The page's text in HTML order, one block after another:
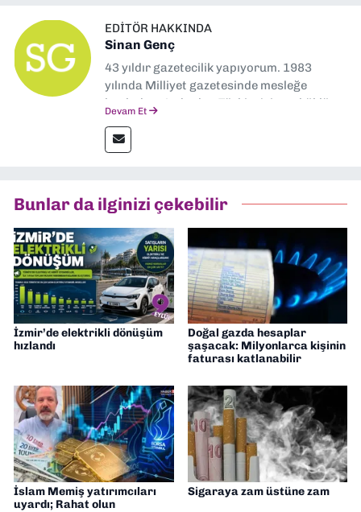
EDITÖR HAKKINDA
Sinan Genç
43 yıldır gazetecilik yapıyorum. 1983
yılında Milliyet gazetesinde mesleğe
başladım. Ardından Türkiye’nin en köklü
muhabir, editör, müdür yardımcısı ve spor
müdürü olarak görev yaptım. Ayrıca Yeni
Gazetesi'nde editörlük yapıyorum
Devam Et
Bunlar da ilginizi çekebilir
İzmir’de elektrikli dönüşüm
hızlandı
Doğal gazda hesaplar
şaşacak: Milyonlarca kişinin
faturası katlanabilir
İslam Memiş yatırımcıları
uyardı; Rahat olun
Sigaraya zam üstüne zam